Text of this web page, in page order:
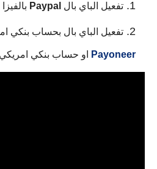
تفعيل الباي بال Paypal بالفيزا
تفعيل الباي بال بحساب بنكي
Payoneer او حساب بنكي